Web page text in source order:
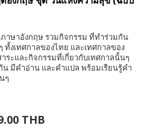
าษาอังกฤษ รวมกิจกรรม ที่ทำร่วมกัน
ทั้งเทศกาลของไทย และเทศกาลของ
ระและกิจกรรมที่เกี่ยวกับเทศกาลนั้นๆ
มีคำอ่าน และคำแปล พร้อมเรียนรู้คำ
ๆ
THB